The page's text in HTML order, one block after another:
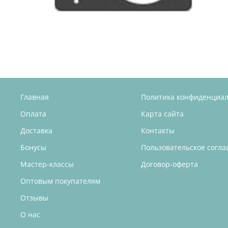
Главная
Оплата
Доставка
Бонусы
Мастер-классы
Оптовым покупателям
Отзывы
О нас
Политика
Карта сайта
Контакты
Пользовательское
Договор-оферта